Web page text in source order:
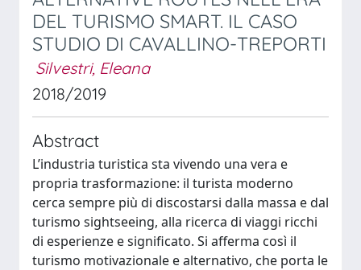
DEL TURISMO SMART. IL CASO
STUDIO DI CAVALLINO-TREPORTI
Silvestri, Eleana
2018/2019
Abstract
L’industria turistica sta vivendo una vera e
propria trasformazione: il turista moderno
cerca sempre più di discostarsi dalla massa e dal
turismo sightseeing, alla ricerca di viaggi ricchi
di esperienze e significato. Si afferma così il
turismo motivazionale e alternativo, che porta le